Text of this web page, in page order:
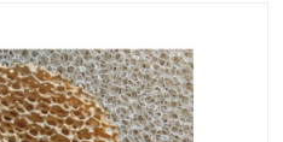
挡渣棉
避脏网